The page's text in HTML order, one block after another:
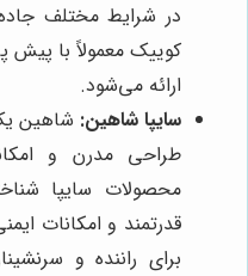
در شرایط مختلف
کوییک معمولاً با
ارائه می‌شود.
سایپا شاهین: شاهین
طراحی مدرن و
محصولات سایپا
قدرتمند و امکانات
برای راننده و